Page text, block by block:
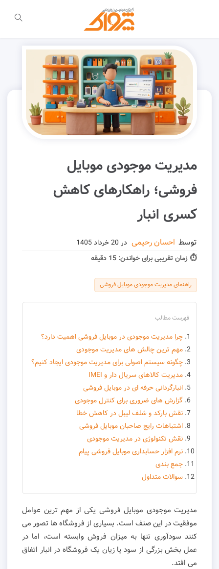
مدیریت موجودی موبایل
فروشی؛ راهکارهای کاهش
کسری انبار
توسط احسان رحیمی در
⏱ زمان تقریبی برای خواندن: 15 دقیقه
راهنمای مدیریت موجودی موبایل فروشی
فهرست مطالب
چرا مدیریت موجودی در موبایل فروشی اهمیت دارد؟
مهم ترین چالش های مدیریت موجودی
چگونه سیستم اصولی برای مدیریت موجودی ایجاد کنیم؟
مدیریت کالاهای سریال دار و IMEI
انبارگردانی حرفه ای در موبایل فروشی
گزارش های ضروری برای کنترل موجودی
نقش بارکد و شلف لیبل در کاهش خطا
اشتباهات رایج صاحبان موبایل فروشی
نقش تکنولوژی در مدیریت موجودی
نرم افزار حسابداری موبایل فروشی پیام
جمع بندی
سوالات متداول
مدیریت موجودی موبایل فروشی یکی از مهم ترین عوامل
موفقیت در این صنف است. بسیاری از فروشگاه ها تصور می
کنند سودآوری تنها به میزان فروش وابسته است، اما در
عمل بخش بزرگی از سود یا زیان یک فروشگاه در انبار اتفاق
می افتد.